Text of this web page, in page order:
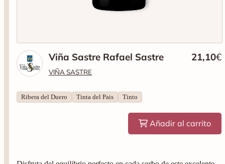
Viña Sastre Rafael Sastre
VIÑA SASTRE
21,10€
Ribera del Duero Tinta del Pais Tinto
Añadir al carrito